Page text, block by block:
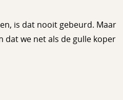
is dat nooit gebeurd. Maar
dat we net als de gulle koper